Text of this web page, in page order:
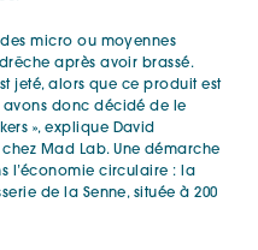
micro ou moyennes
après avoir brassé.
jeté, alors que ce produit est
avons donc décidé de le
», explique David
Mad Lab. Une démarche
l’économie circulaire : la
de la Senne, située à 200